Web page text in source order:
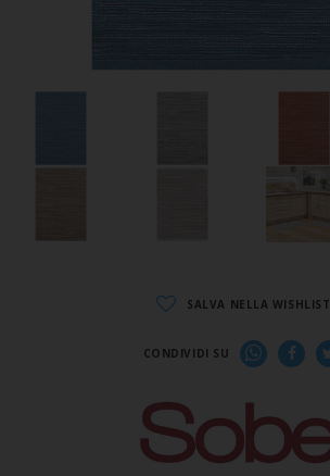
SALVA NELLA WISHLIST
CONDIVIDI SU